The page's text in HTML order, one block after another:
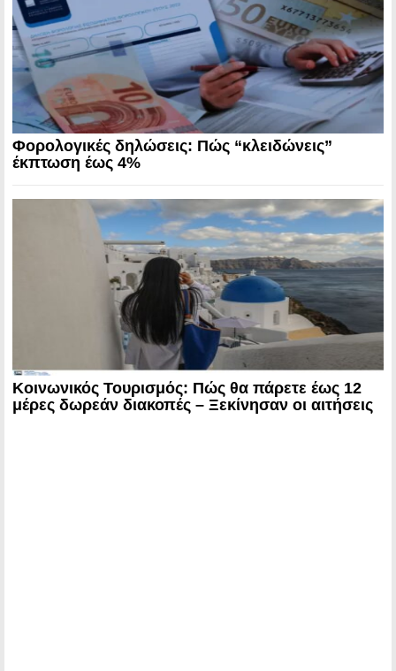
Φορολογικές δηλώσεις: Πώς “κλειδώνεις”
έκπτωση έως 4%
Κοινωνικός Τουρισμός: Πώς θα πάρετε έως 12
μέρες δωρεάν διακοπές – Ξεκίνησαν οι αιτήσεις